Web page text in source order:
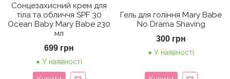
Сонцезахисний крем для
тіла та обличчя SPF 30
Ocean Baby Mary Babe 230
мл
699 грн
У наявності
Гель для гоління Mary Babe
No Drama Shaving
300 грн
У наявності